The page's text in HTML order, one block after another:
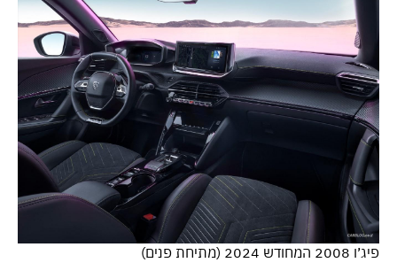
פיג׳ו 2008 המחודש 2024 (מתיחת פנים)